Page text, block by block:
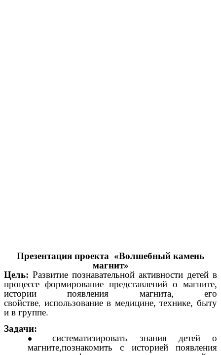
Презентация проекта «Волшебный камень
магнит»
Цель: Развитие познавательной активности детей в
процессе формирование представлений о магните,
истории появления магнита, его
свойстве, использование в медицине, технике, быту
и в группе.
Задачи:
систематизировать знания детей о
магните,познакомить с историей появления